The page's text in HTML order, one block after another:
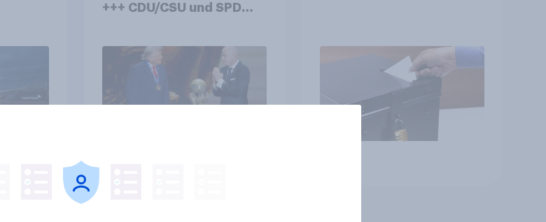
+++ CDU/CSU und SPD
wünschen sich Fußball-
WM ohne Politik